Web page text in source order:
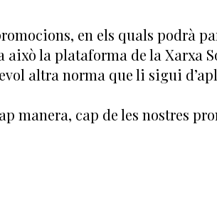
en els quals podrà
la plataforma de la Xarxa
altra norma que li sigui
manera, cap de les nostres